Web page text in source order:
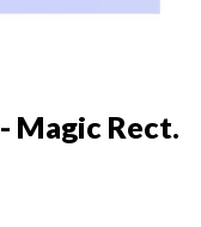
Magic Rect.